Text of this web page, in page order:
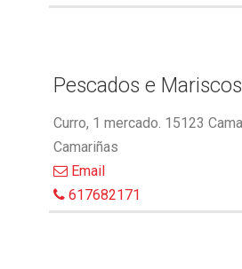
Pescados e
Curro, 1 mercado. 15123
Camariñas
Email
617682171